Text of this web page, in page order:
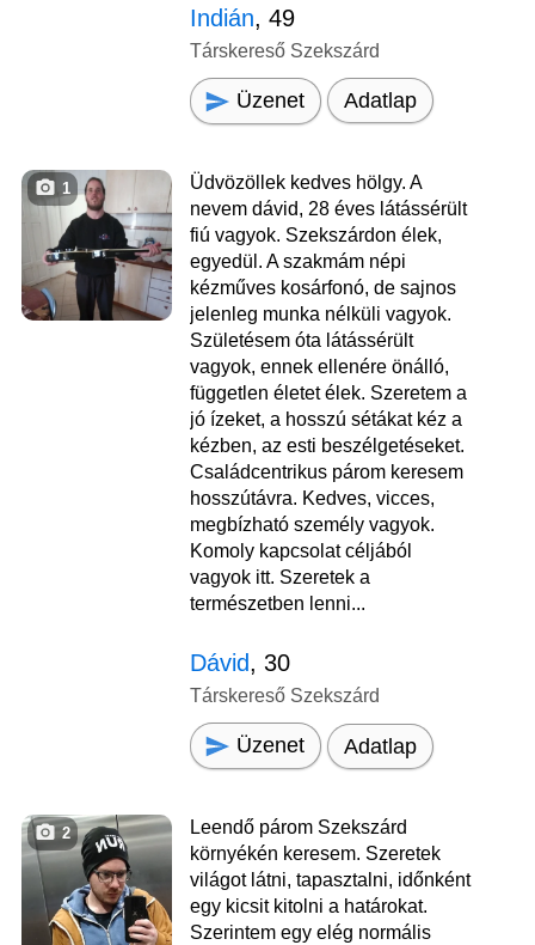
Indián, 49
Társkereső Szekszárd
Üzenet Adatlap
1
Üdvözöllek kedves hölgy. A
nevem dávid, 28 éves látássérült
fiú vagyok. Szekszárdon élek,
egyedül. A szakmám népi
kézműves kosárfonó, de sajnos
jelenleg munka nélküli vagyok.
Születésem óta látássérült
vagyok, ennek ellenére önálló,
független életet élek. Szeretem a
jó ízeket, a hosszú sétákat kéz a
kézben, az esti beszélgetéseket.
Családcentrikus párom keresem
hosszútávra. Kedves, vicces,
megbízható személy vagyok.
Komoly kapcsolat céljából
vagyok itt. Szeretek a
természetben lenni...
Dávid, 30
Társkereső Szekszárd
Üzenet Adatlap
2
Leendő párom Szekszárd
környékén keresem. Szeretek
világot látni, tapasztalni, időnként
egy kicsit kitolni a határokat.
Szerintem egy elég normális